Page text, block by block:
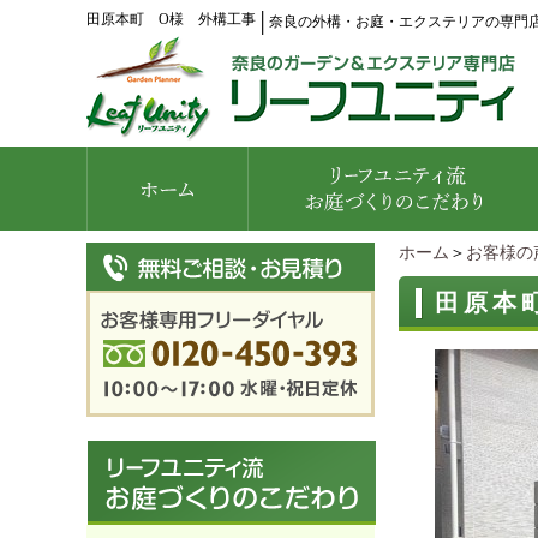
田原本町 O様 外構工事 奈良の外構・お庭・エクステリアの専門
ホーム ＞ お客様の
田原